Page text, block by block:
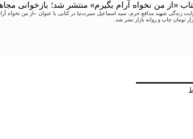
«از من نخواه آرام بگیرم» منتشر شد؛ بازخوانی
تومان چاپ و روانه بازار نشر شد.